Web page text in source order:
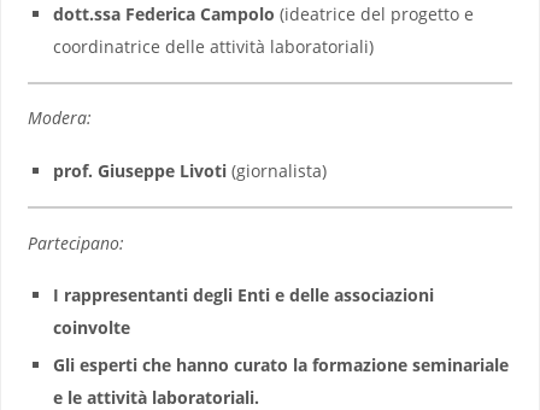
dott.ssa Federica Campolo (ideatrice del progetto e
coordinatrice delle attività laboratoriali)
Modera:
prof. Giuseppe Livoti (giornalista)
Partecipano:
I rappresentanti degli Enti e delle associazioni
coinvolte
Gli esperti che hanno curato la formazione seminariale
e le attività laboratoriali.